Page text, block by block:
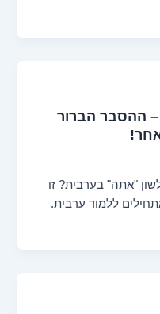
ההסבר הברור
"אתה" בערבית? זו
ללמוד ערבית.